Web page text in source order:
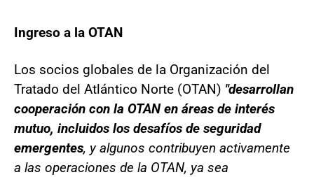
Ingreso a la OTAN
Los socios globales de la Organización del
Tratado del Atlántico Norte (OTAN) "desarrollan
cooperación con la OTAN en áreas de interés
mutuo, incluidos los desafíos de seguridad
emergentes, y algunos contribuyen activamente
a las operaciones de la OTAN, ya sea